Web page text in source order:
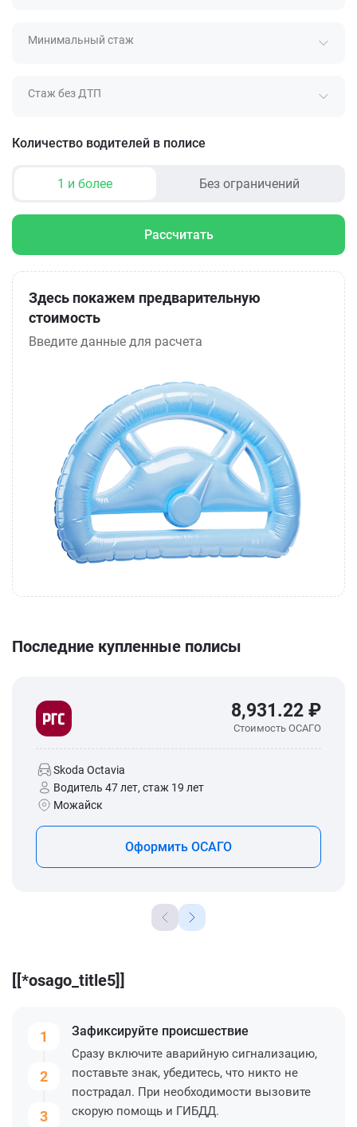
Минимальный стаж
Стаж без ДТП
Количество водителей в полисе
1 и более Без ограничений
Рассчитать
Здесь покажем предварительную
стоимость
Введите данные для расчета
Последние купленные полисы
8,931.22 ₽
Стоимость ОСАГО
Skoda Octavia
Водитель 47 лет, стаж 19 лет
Можайск
Оформить ОСАГО
[[*osago_title5]]
1
2
3
Зафиксируйте происшествие
Сразу включите аварийную сигнализацию,
поставьте знак, убедитесь, что никто не
пострадал. При необходимости вызовите
скорую помощь и ГИБДД.